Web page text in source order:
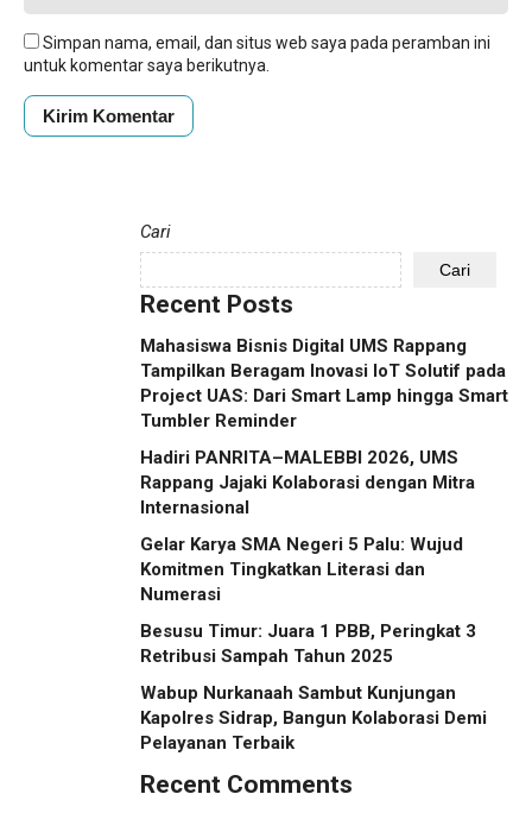
Simpan nama, email, dan situs web saya pada peramban ini
untuk komentar saya berikutnya.
Cari
Cari
Recent Posts
Mahasiswa Bisnis Digital UMS Rappang
Tampilkan Beragam Inovasi IoT Solutif pada
Project UAS: Dari Smart Lamp hingga Smart
Tumbler Reminder
Hadiri PANRITA–MALEBBI 2026, UMS
Rappang Jajaki Kolaborasi dengan Mitra
Internasional
Gelar Karya SMA Negeri 5 Palu: Wujud
Komitmen Tingkatkan Literasi dan
Numerasi
Besusu Timur: Juara 1 PBB, Peringkat 3
Retribusi Sampah Tahun 2025
Wabup Nurkanaah Sambut Kunjungan
Kapolres Sidrap, Bangun Kolaborasi Demi
Pelayanan Terbaik
Recent Comments